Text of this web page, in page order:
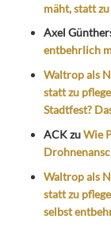
mäht, statt
Axel
entbehrlich
Waltrop als
statt zu
Stadtfest?
ACKzuWie
Waltrop als
statt zu
selbst